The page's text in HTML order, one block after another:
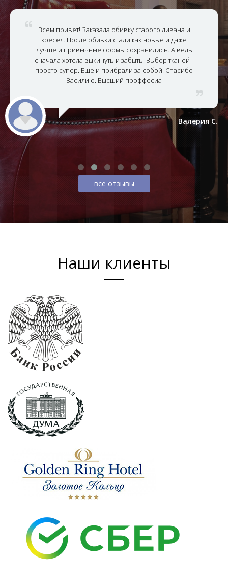
Всем привет! Заказала обивку старого дивана и
кресел. После обивки стали как новые и даже
лучше и привычные формы сохранились. А ведь
сначала хотела выкинуть и забыть. Выбор тканей -
просто супер. Еще и прибрали за собой. Спасибо
Василию. Высший проффесиа
Валерия С.
все отзывы
Наши клиенты